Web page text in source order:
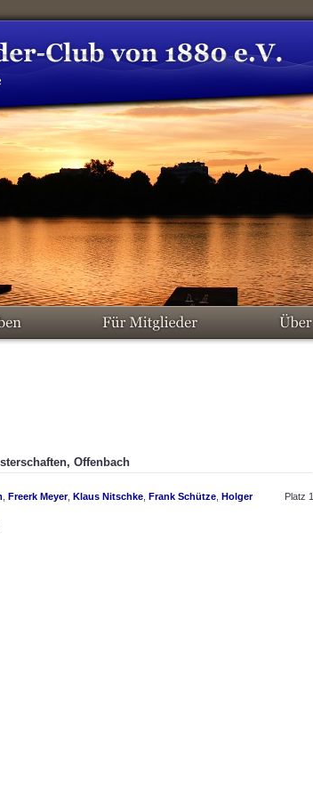
Offenbach
Freerk Meyer, Klaus Nitschke Frank Schütze Holger
Platz 1